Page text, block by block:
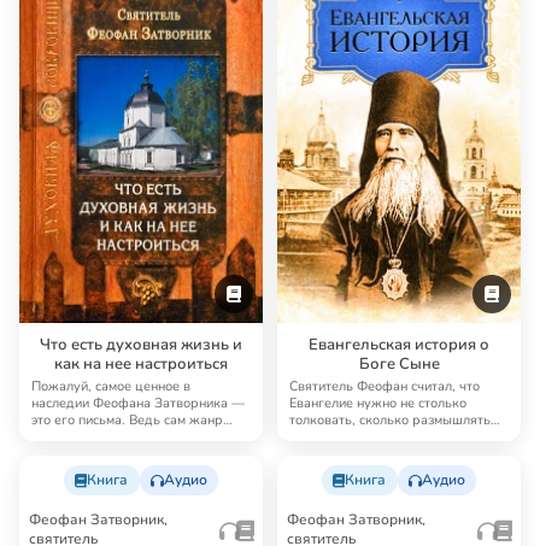
Что есть духовная жизнь и
как на нее настроиться
Пожалуй, самое ценное в
наследии Феофана Затворника —
это его письма. Ведь сам жанр
Евангельская история о
Боге Сыне
Святитель Феофан считал, что
Евангелие нужно не столько
толковать, сколько размышлять
Книга Аудио
Феофан Затворник,
святитель
Книга Аудио
Феофан Затворник,
святитель